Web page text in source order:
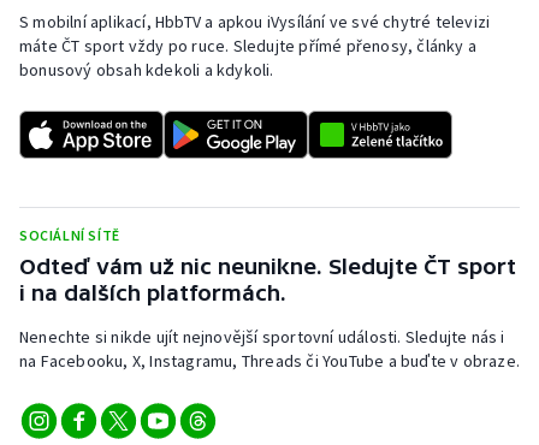
Ostatní
S mobilní aplikací, HbbTV a apkou iVysílání ve své chytré televizi
máte ČT sport vždy po ruce. Sledujte přímé přenosy, články a
bonusový obsah kdekoli a kdykoli.
SOCIÁLNÍ SÍTĚ
Odteď vám už nic neunikne. Sledujte ČT sport
i na dalších platformách.
Nenechte si nikde ujít nejnovější sportovní události. Sledujte nás i
na Facebooku, X, Instagramu, Threads či YouTube a buďte v obraze.